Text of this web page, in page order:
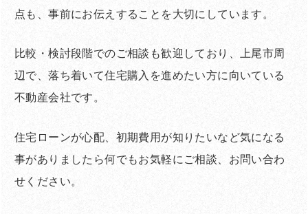
点も、事前にお伝えすることを大切にしています。
比較・検討段階でのご相談も歓迎しており、上尾市周
辺で、落ち着いて住宅購入を進めたい方に向いている
不動産会社です。
住宅ローンが心配、初期費用が知りたいなど気になる
事がありましたら何でもお気軽にご相談、お問い合わ
せください。